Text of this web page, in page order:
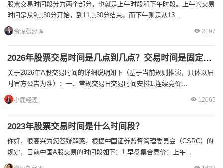
股票交易时间段分为两个部分，也就是上午时段和下午时段。上午的交易
时间是从9点30分开始，到11点30分结束。而下午则是从13...
资深张经理 2197
2026年股票交易时间是几点到几点？交易时间是固定的吗？
关于2026年A股交易时间的详细说明如下（基于当前规则推演，具体以届
时官方公告为准）：一、常规交易日交易时间安排1.连续竞价...
小鹿经理 12065
2023年股票交易时间是什么时间段？
你好，很高兴为您答疑解惑，根据中国证券监督管理委员会（CSRC）的
规定，目前中国A股交易的时间段如下：1.早盘集合竞价：上午...